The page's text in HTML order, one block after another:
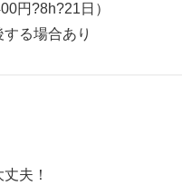
円?8h?21日）
る場合あり
夫！